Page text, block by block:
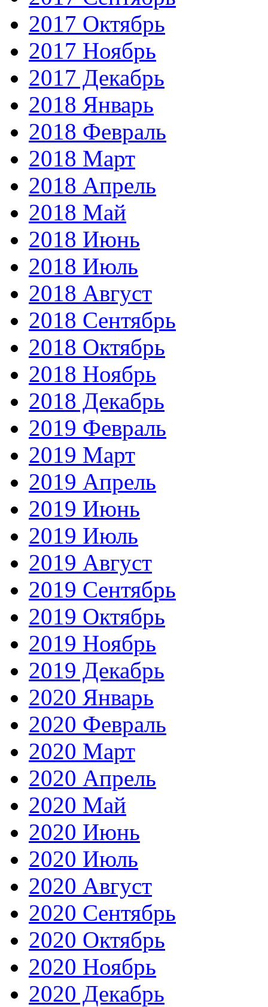
2017 Октябрь
2017 Ноябрь
2017 Декабрь
2018 Январь
2018 Февраль
2018 Март
2018 Апрель
2018 Май
2018 Июнь
2018 Июль
2018 Август
2018 Сентябрь
2018 Октябрь
2018 Ноябрь
2018 Декабрь
2019 Февраль
2019 Март
2019 Апрель
2019 Июнь
2019 Июль
2019 Август
2019 Сентябрь
2019 Октябрь
2019 Ноябрь
2019 Декабрь
2020 Январь
2020 Февраль
2020 Март
2020 Апрель
2020 Май
2020 Июнь
2020 Июль
2020 Август
2020 Сентябрь
2020 Октябрь
2020 Ноябрь
2020 Декабрь